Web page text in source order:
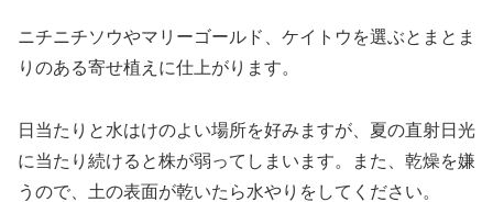
ニチニチソウやマリーゴールド、ケイトウを選ぶとまとま
りのある寄せ植えに仕上がります。
日当たりと水はけのよい場所を好みますが、夏の直射日光
に当たり続けると株が弱ってしまいます。また、乾燥を嫌
うので、土の表面が乾いたら水やりをしてください。